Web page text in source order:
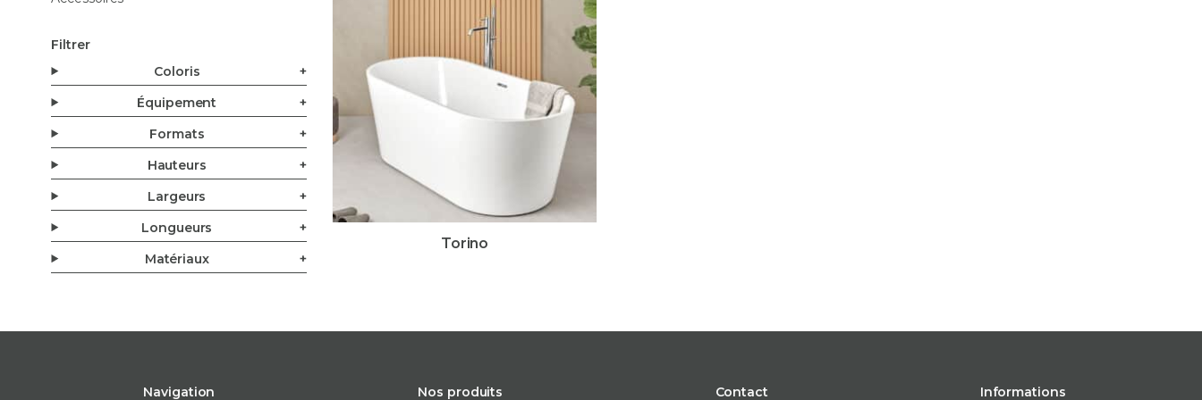
Filtrer
Coloris
Équipement
Formats
Hauteurs
Largeurs
Longueurs
Matériaux
Torino
Navigation Nos produits Contact Informations